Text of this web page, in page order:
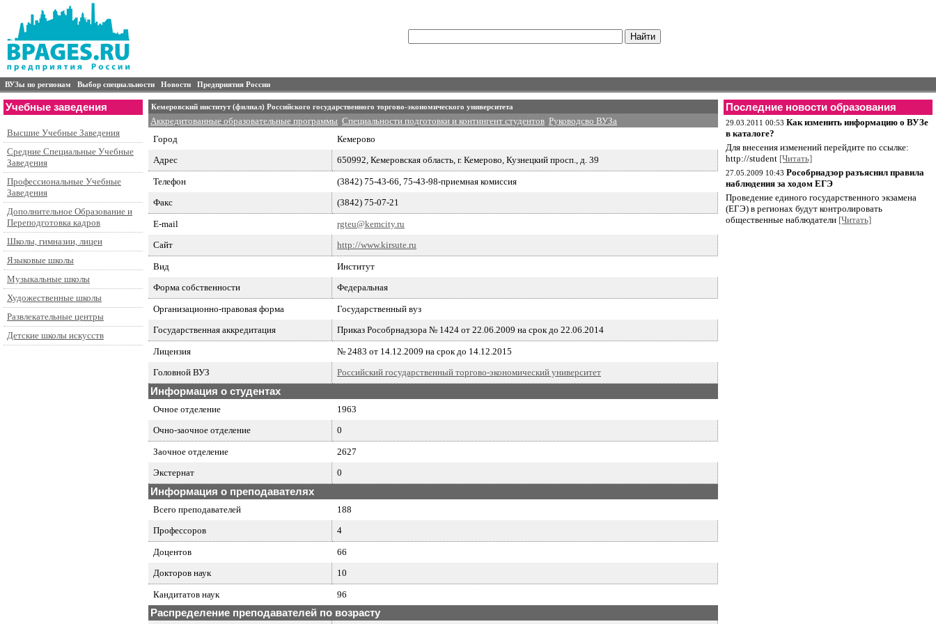
ВУЗы по регионам Выбор специальности Новости Предприятия России
Учебные заведения
Высшие Учебные Заведения
Средние Специальные Учебные
Заведения
Профессиональные Учебные
Заведения
Дополнительное Образование и
Переподготовка кадров
Школы, гимназии, лицеи
Языковые школы
Музыкальные школы
Художественные школы
Развлекательные центры
Детские школы искусств
Кемеровский институт (филиал) Российского государственного торгово-экономического университета
Аккредитованные образовательные программы Специальности подготовки и контингент студентов Руководсво ВУЗа
Город
Кемерово
Адрес
650992, Кемеровская область, г. Кемерово, Кузнецкий просп., д. 39
Телефон
(3842) 75-43-66, 75-43-98-приемная комиссия
Факс
(3842) 75-07-21
E-mail
rgteu@kemcity.ru
Сайт
http://www.kirsute.ru
Вид
Институт
Форма собственности
Федеральная
Организационно-правовая форма
Государственный вуз
Государственная аккредитация
Приказ Рособрнадзора № 1424 от 22.06.2009 на срок до 22.06.2014
Лицензия
№ 2483 от 14.12.2009 на срок до 14.12.2015
Головной ВУЗ
Российский государственный торгово-экономический университет
Информация о студентах
Очное отделение
1963
Очно-заочное отделение
0
Заочное отделение
2627
Экстернат
0
Информация о преподавателях
Всего преподавателей
188
Профессоров
4
Доцентов
66
Докторов наук
10
Кандитатов наук 96
Распределение преподавателей по возрасту
Последние новости образования
29.03.2011 00:53 Как изменить информацию о ВУЗе
в каталоге?
Для внесения изменений перейдите по ссылке:
http://student [Читать]
27.05.2009 10:43 Рособрнадзор разъяснил правила
наблюдения за ходом ЕГЭ
Проведение единого государственного экзамена
(ЕГЭ) в регионах будут контролировать
общественные наблюдатели [Читать]